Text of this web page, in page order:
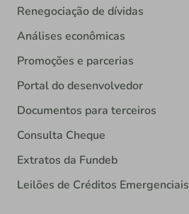
Renegociação de dívidas
Análises econômicas
Promoções e parcerias
Portal do desenvolvedor
Documentos para terceiros
Consulta Cheque
Extratos da Fundeb
Leilões de Créditos Emergenciais